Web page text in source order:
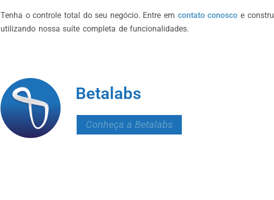
Tenha o controle total do seu negócio. Entre em contato conosco e
utilizando nossa suíte completa de funcionalidades.
Betalabs
Conheça a Betalabs